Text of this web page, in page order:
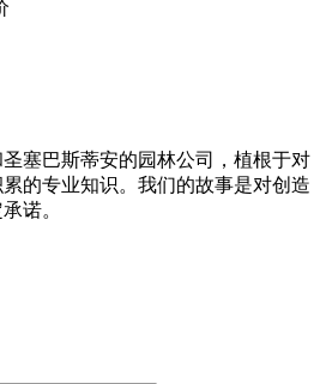
塞巴斯蒂安的园林公司，植根于对
的专业知识。我们的故事是对创造
诺。